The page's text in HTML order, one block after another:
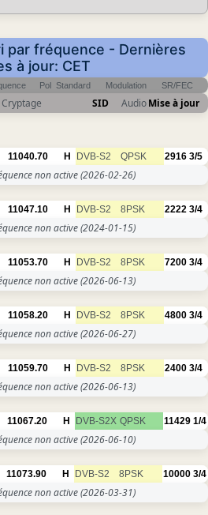
par fréquence - Dernières
à jour: CET
Pol Standard Modulation SR/FEC
Cryptage SID AudioMise à jour
11040.70 H DVB-S2 QPSK 2916 3/5
non active(2026-02-26)
11047.10 H DVB-S2 8PSK 2222 3/4
non active(2024-01-15)
11053.70 H DVB-S2 8PSK 7200 3/4
non active(2026-06-13)
11058.20 H DVB-S2 8PSK 4800 3/4
non active(2026-06-27)
11059.70 H DVB-S2 8PSK 2400 3/4
non active(2026-06-13)
11067.20 H DVB-S2X QPSK 11429 1/4
non active(2026-06-10)
11073.90 H DVB-S2 8PSK 10000 3/4
non active(2026-03-31)